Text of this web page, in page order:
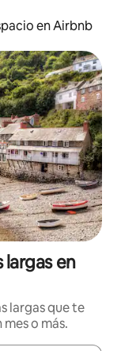
en Airbnb
en
largas que te
o más.